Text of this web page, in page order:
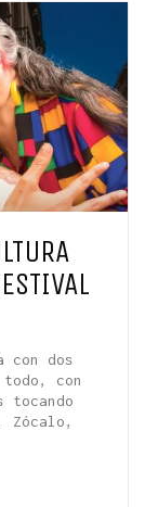
con dos
con
tocando
Zócalo,